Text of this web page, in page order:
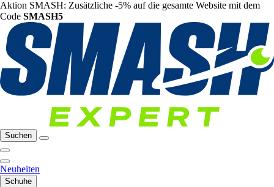
Aktion SMASH: Zusätzliche -5% auf die gesamte Website mit dem
Code SMASH5
Suchen
Neuheiten
Schuhe